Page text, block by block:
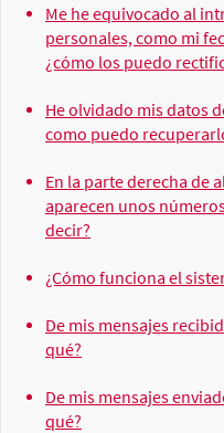
Me he equivocado al
personales, como mi
¿cómo los puedo
He olvidado mis datos
como puedo
En la parte derecha de
aparecen unos
decir?
¿Cómo funciona el
De mis mensajes
qué?
De mis mensajes
qué?